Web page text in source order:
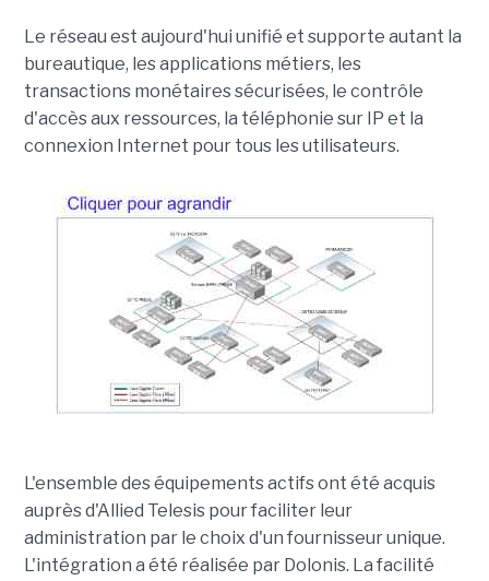
Le réseau est aujourd'hui unifié et supporte autant la
bureautique, les applications métiers, les
transactions monétaires sécurisées, le contrôle
d'accès aux ressources, la téléphonie sur IP et la
connexion Internet pour tous les utilisateurs.
L'ensemble des équipements actifs ont été acquis
auprès d'Allied Telesis pour faciliter leur
administration par le choix d'un fournisseur unique.
L'intégration a été réalisée par Dolonis. La facilité